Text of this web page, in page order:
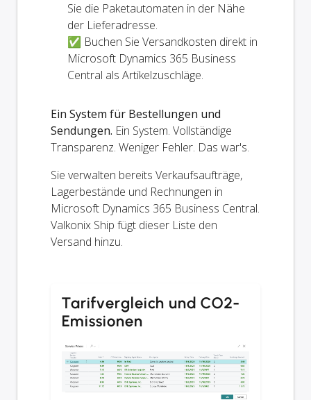
Sie die Paketautomaten in der Nähe
der Lieferadresse.
✅ Buchen Sie Versandkosten direkt in
Microsoft Dynamics 365 Business
Central als Artikelzuschläge.
Ein System für Bestellungen und
Sendungen. Ein System. Vollständige
Transparenz. Weniger Fehler. Das war's.
Sie verwalten bereits Verkaufsaufträge,
Lagerbestände und Rechnungen in
Microsoft Dynamics 365 Business Central.
Valkonix Ship fügt dieser Liste den
Versand hinzu.
Tarifvergleich und CO2-
Emissionen